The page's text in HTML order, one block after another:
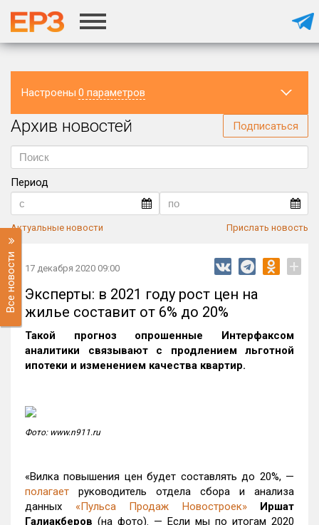
Настроены 0 параметров
Регион
Архив новостей Подписаться
Период
Актуальные новости Прислать новость
Все новости 17 декабря 2020 09:00 +
Эксперты: в 2021 году рост цен на
жилье составит от 6% до 20%
Такой прогноз опрошенные Интерфаксом
аналитики связывают с продлением льготной
ипотеки и изменением качества квартир.
Фото: www.n911.ru
«Вилка повышения цен будет составлять до 20%, —
полагает руководитель отдела сбора и анализа
данных «Пульса Продаж Новостроек»
Иршат
Галиакберов (на фото). — Если мы по итогам 2020